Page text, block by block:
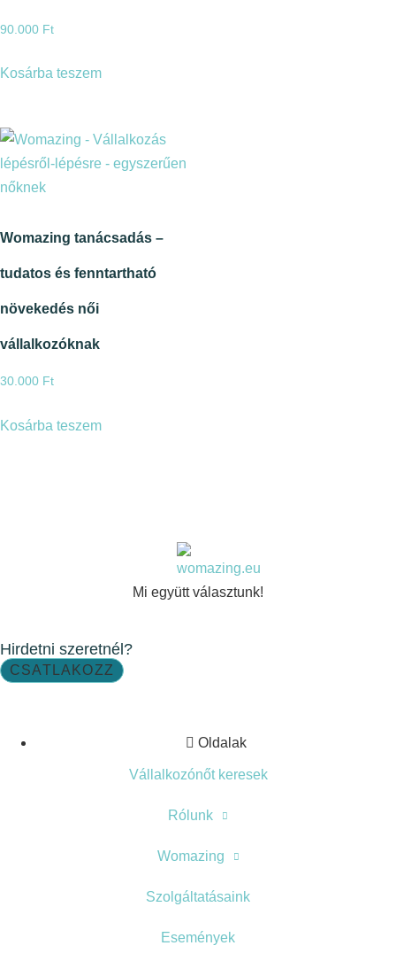
90.000 Ft
Kosárba teszem
Womazing tanácsadás –
tudatos és fenntartható
növekedés női
vállalkozóknak
30.000 Ft
Kosárba teszem
Mi együtt választunk!
Hirdetni szeretnél?
CSATLAKOZZ
Oldalak
Vállalkozónőt keresek
Rólunk
Womazing
Szolgáltatásaink
Események